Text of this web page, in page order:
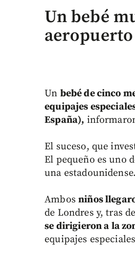
Un bebé
aeropuerto
Un bebé de cinco
equipajes
España),
El suceso, que
El pequeño es uno
una estadounidense.
Ambosniños
de Londres y, tras
se dirigieron a la
equipajes